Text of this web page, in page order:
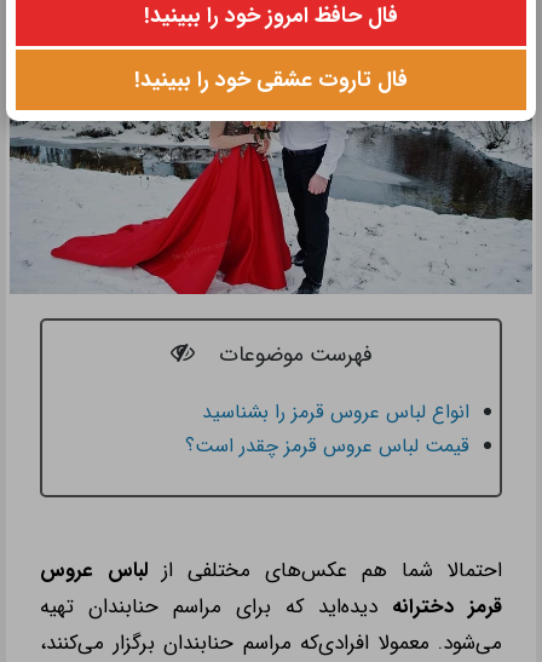
فهرست موضوعات
انواع لباس عروس قرمز را بشناسید
قیمت لباس عروس قرمز چقدر است؟
احتمالا شما هم عکس‌های مختلفی از لباس عروس
قرمز دخترانه دیده‌اید که برای مراسم حنابندان تهیه
می‌شود. معمولا افرادی‌که مراسم حنابندان برگزار می‌کنند،
10 اشتباه رایج در انتخاب
تالار عروسی که نباید مرتکب
شوید!✅
راهنمای انتخاب دستگاه
تصفیه هوا؛ کدام مدل برای
آلودگی هوا
فال حافظ امروز خود را ببینید!
فال تاروت عشقی خود را ببینید!